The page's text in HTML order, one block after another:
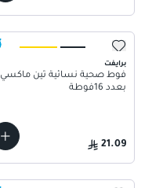
برايفت
فوط صحية نسائية ثين ماكسي
بعدد 16فوطة
21.09